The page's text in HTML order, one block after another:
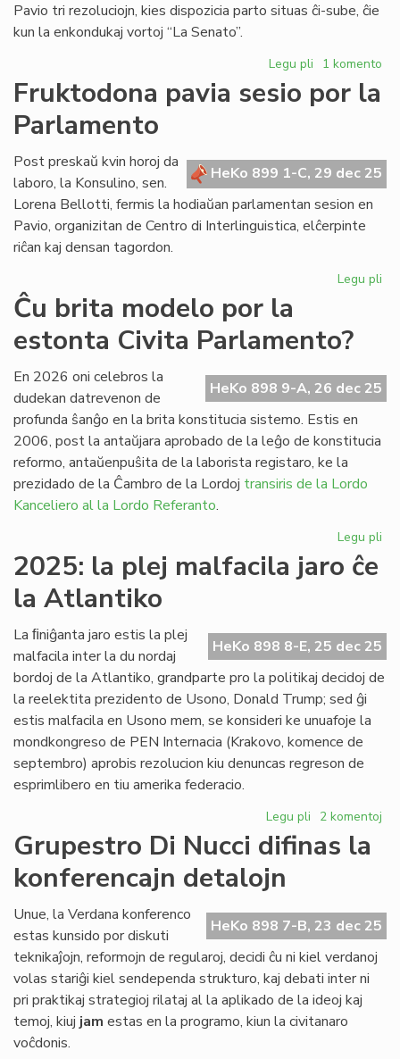
Pavio tri rezoluciojn, kies dispozicia parto situas ĉi-sube, ĉie
kun la enkondukaj vortoj “La Senato”.
Legu pli pri
rezolucioj
la
Senato
Pavio
1 komento
Fruktodona pavia sesio por la
Parlamento
HeKo 899 1-C, 29 dec 25
Post preskaŭ kvin horoj da
laboro, la Konsulino, sen.
Lorena Bellotti, fermis la hodiaŭan parlamentan sesion en
Pavio, organizitan de Centro di Interlinguistica, elĉerpinte
riĉan kaj densan tagordon.
Legu pli
la
Ĉu brita modelo por la
estonta Civita Parlamento?
HeKo 898 9-A, 26 dec 25
En 2026 oni celebros la
dudekan datrevenon de
profunda ŝanĝo en la brita konstitucia sistemo. Estis en
2006, post la antaŭjara aprobado de la leĝo de konstitucia
reformo, antaŭenpuŝita de la laborista registaro, ke la
prezidado de la Ĉambro de la Lordoj transiris de la Lordo
Kanceliero al la Lordo Referanto.
Legu pli
la
2025: la plej malfacila jaro ĉe
la Atlantiko
HeKo 898 8-E, 25 dec 25
La ﬁniĝanta jaro estis la plej
malfacila inter la du nordaj
bordoj de la Atlantiko, grandparte pro la politikaj decidoj de
la reelektita prezidento de Usono, Donald Trump; sed ĝi
estis malfacila en Usono mem, se konsideri ke unuafoje la
mondkongreso de PEN Internacia (Krakovo, komence de
septembro) aprobis rezolucion kiu denuncas regreson de
esprimlibero en tiu amerika federacio.
Legu pli pri
la
jaro
ĉe
la
Atlantiko
2 komentoj
Grupestro Di Nucci difinas la
konferencajn detalojn
HeKo 898 7-B, 23 dec 25
Unue, la Verdana konferenco
estas kunsido por diskuti
teknikaĵojn, reformojn de regularoj, decidi ĉu ni kiel verdanoj
volas stariĝi kiel sendependa strukturo, kaj debati inter ni
pri praktikaj strategioj rilataj al la aplikado de la ideoj kaj
temoj, kiuj jam estas en la programo, kiun la civitanaro
voĉdonis.